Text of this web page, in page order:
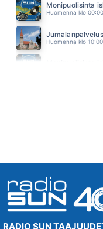
KAIKKEA HYVÄÄ
SIMO SILMU
TAULUT
HUGO
Monipuolisinta
Huomenna klo
Jumalanpalvelus
Huomenna klo
RADIO SUN